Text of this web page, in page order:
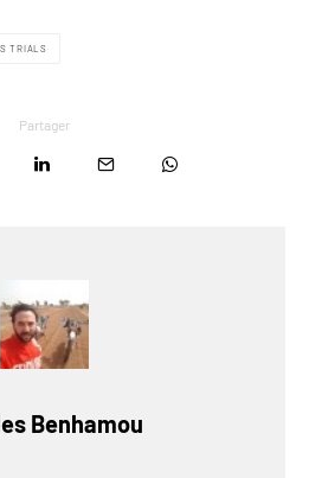
TRIALS
Partager
Benhamou